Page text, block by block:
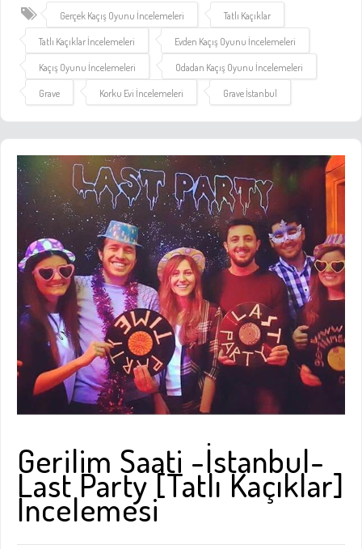
Gerçek Kaçış Oyunu İncelemeleri Tatlı Kaçıklar
Tatlı Kaçıklar İncelemeleri Evden Kaçış Oyunu İncelemeleri
Kaçış Oyunu İncelemeleri Odadan Kaçış Oyunu İncelemeleri
Grave Korku Evi İncelemeleri Grave İstanbul
Gerilim Saati -İstanbul-
Last Party [Tatlı Kaçıklar]
İncelemesi